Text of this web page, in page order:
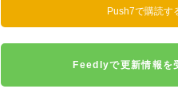
Push7で購読す
Feedlyで更新情報を